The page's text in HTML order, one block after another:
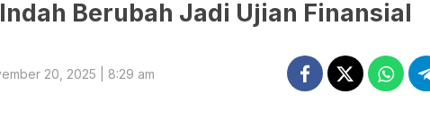
Berubah Jadi Ujian Finansial
20, 2025 | 8:29 am